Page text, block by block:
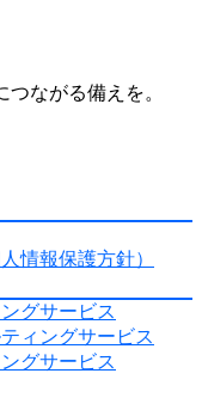
ながる備えを。
情報保護方針）
グサービス
ィングサービス
グサービス